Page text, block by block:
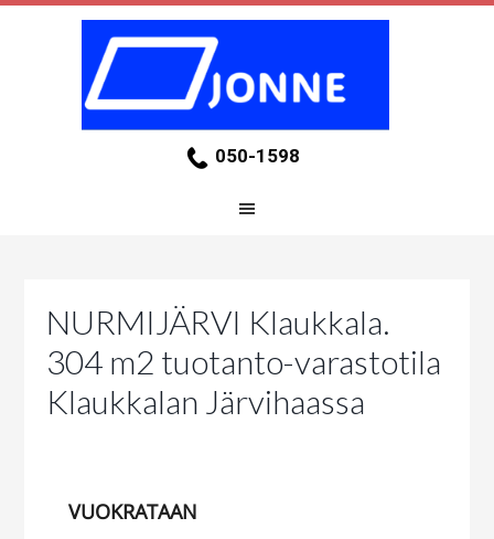
050-1598
NURMIJÄRVI Klaukkala.
304 m2 tuotanto-varastotila
Klaukkalan Järvihaassa
VUOKRATAAN